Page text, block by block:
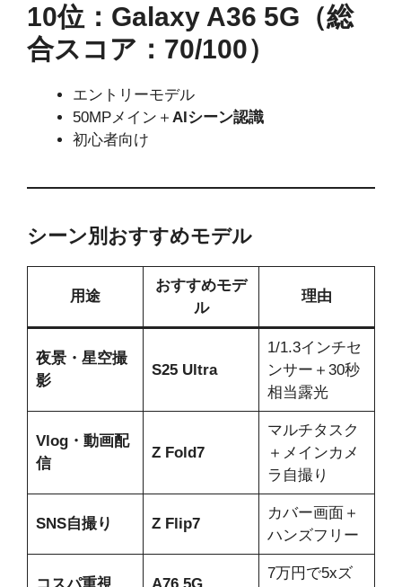
10位：Galaxy A36 5G（総
合スコア：70/100）
エントリーモデル
50MPメイン＋ AIシーン認識
初心者向け
シーン別おすすめモデル
用途
おすすめモデ
ル
理由
夜景・星空撮
影
S25 Ultra
1/1.3インチセ
ンサー＋30秒
相当露光
Vlog・動画配
信
Z Fold7
マルチタスク
＋メインカメ
ラ自撮り
SNS自撮り Z Flip7
カバー画面＋
ハンズフリー
コスパ重視 A76 5G
7万円で5xズ